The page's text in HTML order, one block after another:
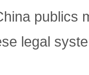
publics
legal